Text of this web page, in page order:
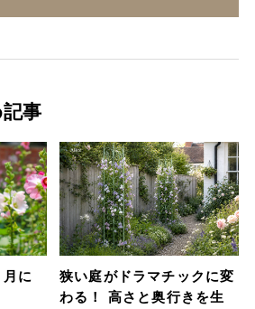
事
に
狭い庭がドラマチックに変
わる！ 高さと奥行きを生